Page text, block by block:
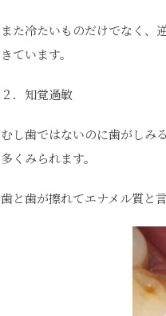
また冷たいものだけでなく、
きています。
２．知覚過敏
むし歯ではないのに歯がしみ
多くみられます。
歯と歯が擦れてエナメル質と